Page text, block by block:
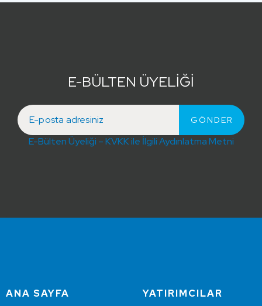
E-BÜLTEN ÜYELİĞİ
E-Bülten Üyeliği – KVKK ile İlgili Aydınlatma Metni
ANA SAYFA
YATIRIMCILAR